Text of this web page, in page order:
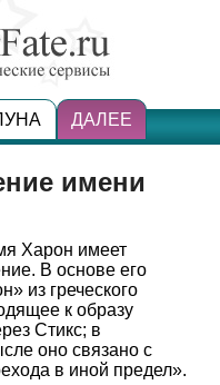
ДАЛЕЕ
имени
Харон имеет
В основе его
из греческого
к образу
Стикс; в
оно связано с
в иной предел».